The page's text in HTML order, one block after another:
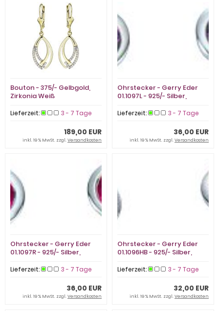
Bouton - 375/- Gelbgold,
Zirkonia Weiß
Lieferzeit: 3 - 7 Tage
189,00 EUR
inkl. 19 % MwSt. zzgl.Versandkosten
Ohrstecker - Gerry Eder
01.1097L - 925/- Silber,
Lieferzeit: 3 - 7 Tage
36,00 EUR
inkl. 19 % MwSt. zzgl.Versandkosten
Ohrstecker - Gerry Eder
01.1097R - 925/- Silber,
Lieferzeit: 3 - 7 Tage
36,00 EUR
inkl. 19 % MwSt. zzgl.Versandkosten
Ohrstecker - Gerry Eder
01.1096HB - 925/- Silber,
Lieferzeit: 3 - 7 Tage
32,00 EUR
inkl. 19 % MwSt. zzgl.Versandkosten